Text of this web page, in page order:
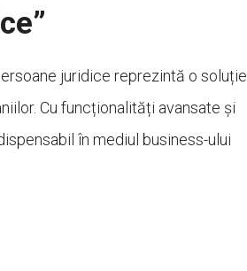
juridice reprezintă o soluție
Cu funcționalități avansate și
în mediul business-ului